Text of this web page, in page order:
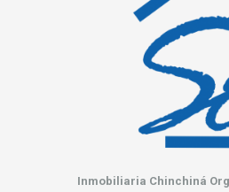
Inmobiliaria Chinchiná